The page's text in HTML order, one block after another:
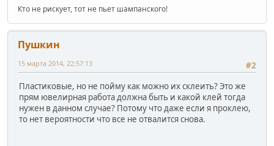
Кто не рискует, тот не пьет шампанского!
Пушкин
#2
15 марта 2014, 22:57:13
Пластиковые, но не пойму как можно их склеить? Это же
прям ювелирная работа должна быть и какой клей тогда
нужен в данном случае? Потому что даже если я проклею,
то нет вероятности что все не отвалится снова.